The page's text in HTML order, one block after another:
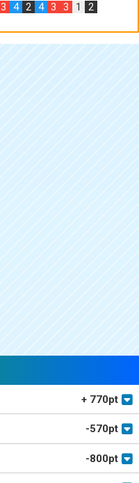
3 4 2 4 3 3 1
2
+ 770pt
-570pt
-800pt